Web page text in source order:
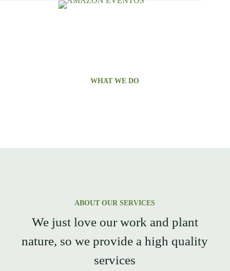
WHAT WE DO
ABOUT OUR SERVICES
We just love our work and plant
nature, so we provide a high quality
services